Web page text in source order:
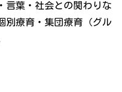
言葉・社会との関わりな
別療育・集団療育（グル